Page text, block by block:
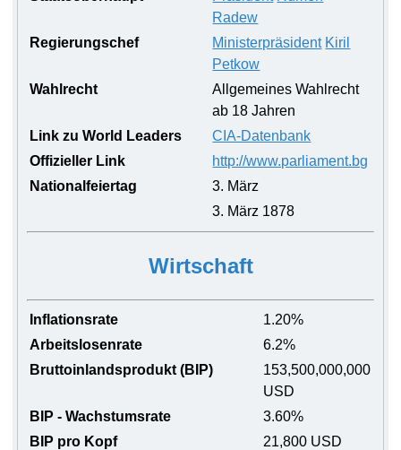
Radew
Regierungschef
Ministerpräsident Kiril
Petkow
Wahlrecht
Allgemeines Wahlrecht
ab 18 Jahren
Link zu World Leaders
CIA-Datenbank
Offizieller Link
http://www.parliament.bg
Nationalfeiertag
3. März
3. März 1878
Wirtschaft
Inflationsrate
1.20%
Arbeitslosenrate
6.2%
Bruttoinlandsprodukt (BIP)
153,500,000,000
USD
BIP - Wachstumsrate
3.60%
BIP pro Kopf
21,800 USD